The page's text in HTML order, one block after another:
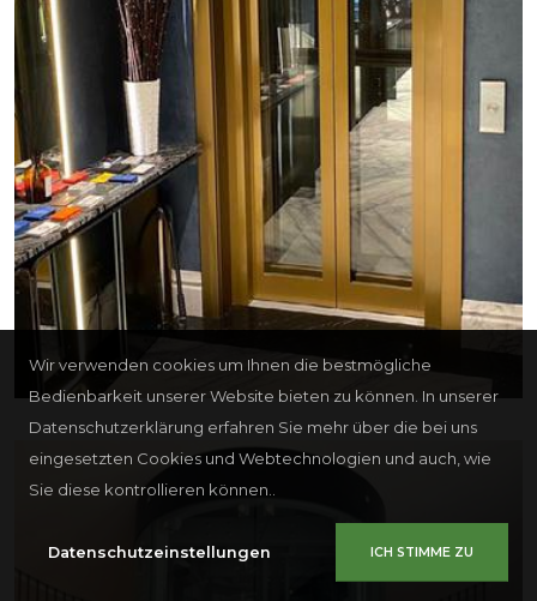
Wir verwenden cookies um Ihnen die bestmögliche
Bedienbarkeit unserer Website bieten zu können. In unserer
Datenschutzerklärung erfahren Sie mehr über die bei uns
eingesetzten Cookies und Webtechnologien und auch, wie
Sie diese kontrollieren können..
Datenschutzeinstellungen ICH STIMME ZU